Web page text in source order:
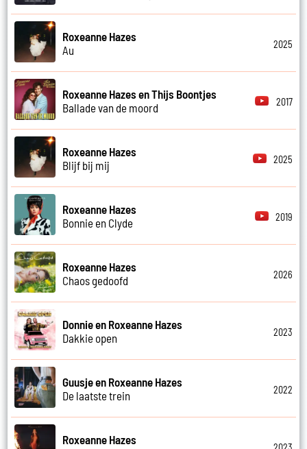
Roxeanne Hazes
Au
2025
Roxeanne Hazes en Thijs Boontjes
Ballade van de moord
2017
Roxeanne Hazes
Blijf bij mij
2025
Roxeanne Hazes
Bonnie en Clyde
2019
Roxeanne Hazes
Chaos gedoofd
2026
Donnie en Roxeanne Hazes
Dakkie open
2023
Guusje en Roxeanne Hazes
De laatste trein
2022
Roxeanne Hazes